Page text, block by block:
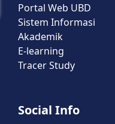
Portal Web UBD
Sistem Informasi
Akademik
E-learning
Tracer Study
Social Info